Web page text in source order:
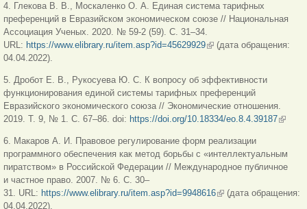
4. Глекова В. В., Москаленко О. А. Единая система тарифных
преференций в Евразийском экономическом союзе // Национальная
Ассоциация Ученых. 2020. № 59-2 (59). С. 31–34.
URL: https://www.elibrary.ru/item.asp?id=45629929(link is external)
(дата обращения:
04.04.2022).
5. Дробот Е. В., Рукосуева Ю. С. К вопросу об эффективности
функционирования единой системы тарифных преференций
Евразийского экономического союза // Экономические отношения.
2019. Т. 9, № 1. С. 67–86. doi: https://doi.org/10.18334/eo.8.4.39187(link is
6. Макаров А. И. Правовое регулирование форм реализации
программного обеспечения как метод борьбы с «интеллектуальным
пиратством» в Российской Федерации // Международное публичное
и частное право. 2007. № 6. С. 30–
31. URL: https://www.elibrary.ru/item.asp?id=9948616(link is external)
(дата обращения:
04.04.2022).